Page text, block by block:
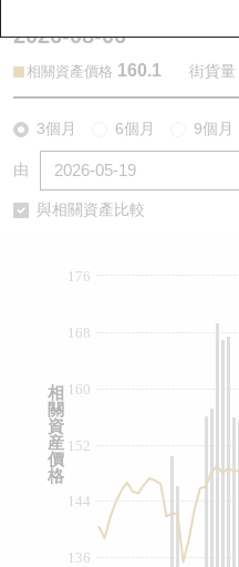
2026-08-06
相關資產價格 160.1 街貨量
3個月 6個月 9個月
由
與相關資產比較
136
144
152
160
168
176
相
關
資
産
價
格
認股證分析儀
認股證/牛熊證日誌
新發行瑞銀牛熊證
牛熊證到期結算價查詢
牛熊證文件及公告 (瑞信)
街貨統計
科指成份股
中資ETFs溢價比較
收市競價變化
牛熊證投資者教育